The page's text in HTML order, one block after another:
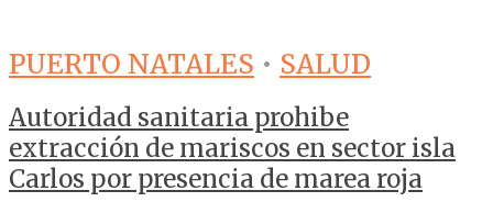
PUERTO NATALES • SALUD
Autoridad sanitaria prohibe
extracción de mariscos en sector isla
Carlos por presencia de marea roja